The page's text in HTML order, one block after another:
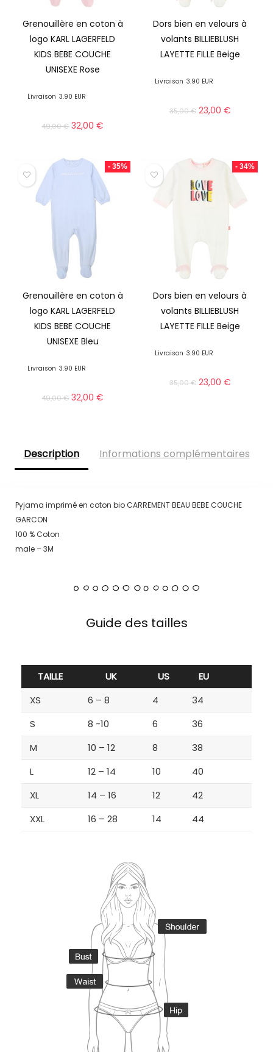
Grenouillère en coton à
logo KARL LAGERFELD
KIDS BEBE COUCHE
UNISEXE Rose
Livraison 3.90 EUR
49,00€ 32,00€
Dors bien en velours à
volants BILLIEBLUSH
LAYETTE FILLE Beige
Livraison 3.90 EUR
35,00€ 23,00 €
- 35%
Grenouillère en coton à
logo KARL LAGERFELD
KIDS BEBE COUCHE
UNISEXE Bleu
Livraison 3.90 EUR
49,00€ 32,00€
- 34%
Dors bien en velours à
volants BILLIEBLUSH
LAYETTE FILLE Beige
Livraison 3.90 EUR
35,00€ 23,00 €
Description Informations complémentaires
Pyjama imprimé en coton bio CARREMENT BEAU BEBE COUCHE
GARCON
100 % Coton
male – 3M
Guide des tailles
TAILLE UK US
EU
XS
6 – 8 4
34
S
8 -10 6
36
M
10 – 12 8
38
L
12 – 14 10
40
XL
14 – 16 12
42
XXL
16 – 28 14 44